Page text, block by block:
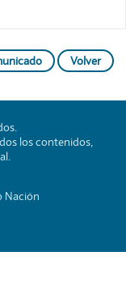
Volver
los contenidos,
Nación